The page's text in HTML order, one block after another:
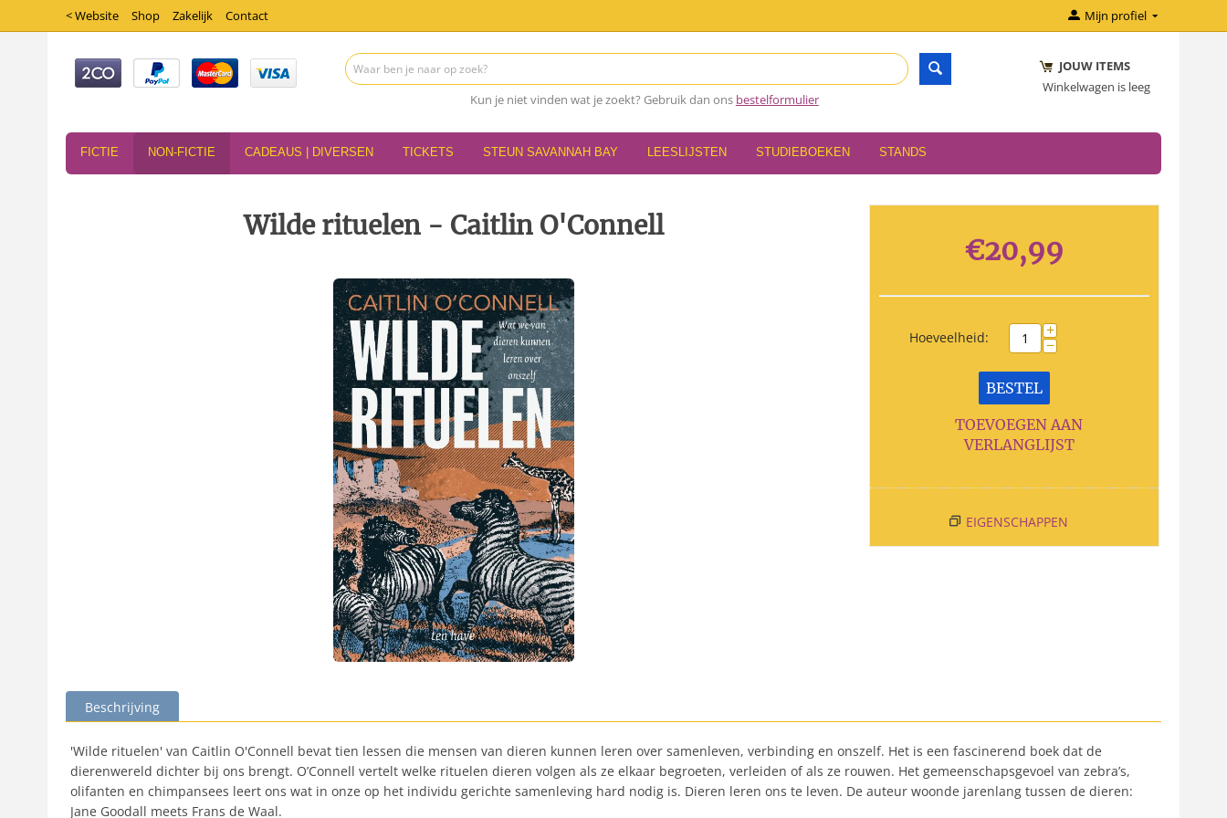
< Website Shop Zakelijk Contact Mijn profiel
Kun je niet vinden wat je zoekt? Gebruik dan ons bestelformulier
JOUW ITEMS
Winkelwagen is leeg
FICTIE NON-FICTIE CADEAUS | DIVERSEN TICKETS STEUN SAVANNAH BAY LEESLIJSTEN STUDIEBOEKEN STANDS
Wilde rituelen - Caitlin O'Connell
€20,99
Hoeveelheid: +
−
BESTEL
TOEVOEGEN AAN
VERLANGLIJST
EIGENSCHAPPEN
Beschrijving
'Wilde rituelen' van Caitlin O'Connell bevat tien lessen die mensen van dieren kunnen leren over samenleven, verbinding en onszelf. Het is een fascinerend boek dat de
dierenwereld dichter bij ons brengt. O’Connell vertelt welke rituelen dieren volgen als ze elkaar begroeten, verleiden of als ze rouwen. Het gemeenschapsgevoel van zebra’s,
olifanten en chimpansees leert ons wat in onze op het individu gerichte samenleving hard nodig is. Dieren leren ons te leven. De auteur woonde jarenlang tussen de dieren:
Jane Goodall meets Frans de Waal.